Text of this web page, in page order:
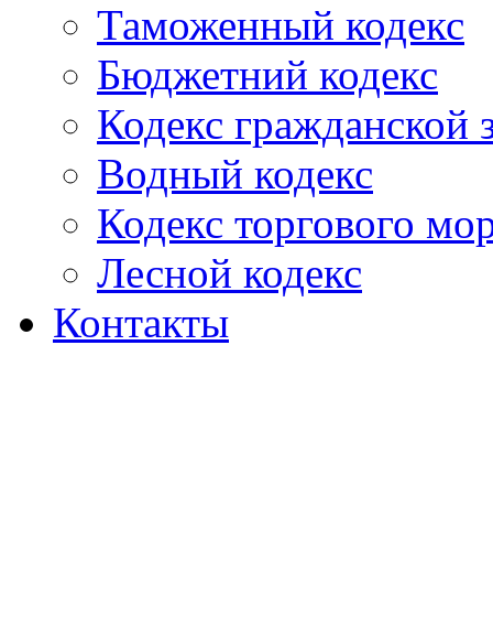
Таможенный кодекс
Бюджетний кодекс
Кодекс гражданской
Водный кодекс
Кодекс торгового
Лесной кодекс
Контакты